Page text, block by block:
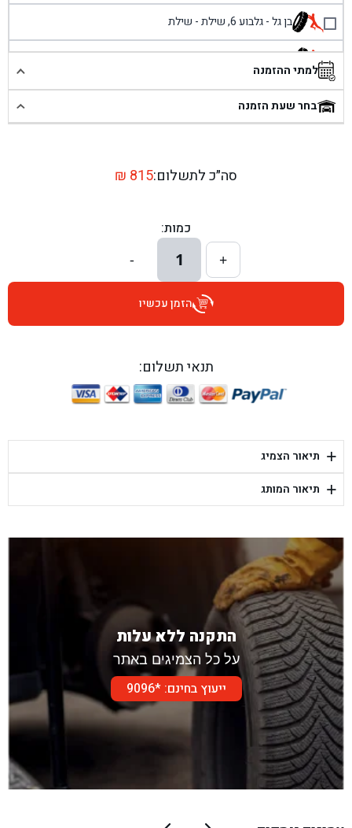
בן גל - גלבוע 6, שילת - שילת
בן גל - פוריידיס, כניסה צפונית מול כביש 4 - פרדיס
בן גל - שכונת אזור תעשייה זעירה, עיילבון - עיילבון
בן גל - דרך השבעה 20, אזור - אזור
בן גל - הרצל 6, גדרה - גדרה
בן גל - שדרות דוד בן גוריון 8, באר שבע - באר שבע
בן גל - היובלים 26, הוד השרון - הוד השרון
בן גל - יפת 88, תל אביב יפו - תל אביב
בן גל - דור אלון הר טוב - בית שמש
למתי ההזמנה
בחר שעת הזמנה
סה״כ לתשלום: ₪ 815
כמות:
+
1
-
הזמן עכשיו
תנאי תשלום:
+ תיאור הצמיג
+ תיאור המותג
התקנה ללא עלות
על כל הצמיגים באתר
ייעוץ בחינם: *9096